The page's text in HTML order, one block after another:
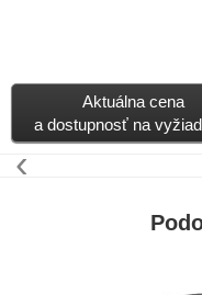
Aktuálna cena
a dostupnosť na
‹